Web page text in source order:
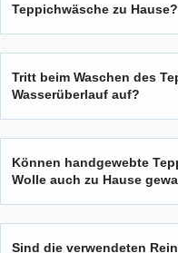
Teppichwäsche zu Hause?
Tritt beim Waschen des
Wasserüberlauf auf?
Können handgewebte
Wolle auch zu Hause
Sind die verwendeten